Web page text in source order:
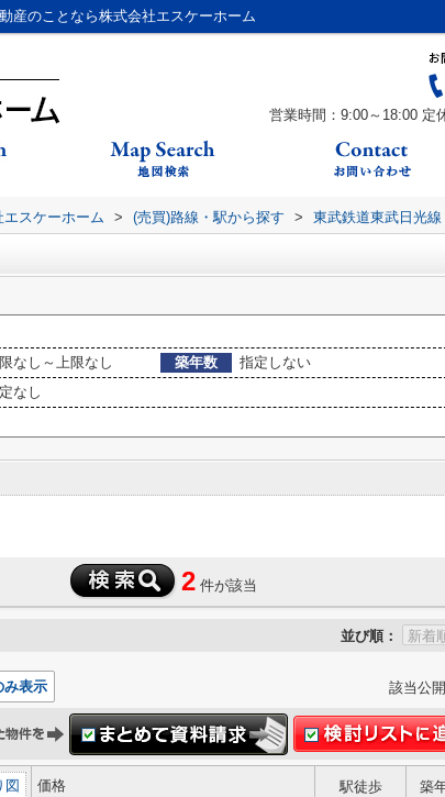
産のことなら株式会社エスケーホーム
営業時間：9:00～18:00 定
スケーホーム > (売買)路線・駅から探す > 東武鉄道東武日光線
なし～上限なし 築年数
指定しない
なし
2 件が該当
並び順：
み表示 該当公
図
価格
駅徒歩
築